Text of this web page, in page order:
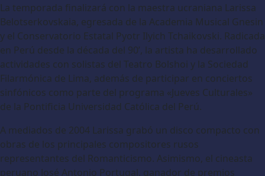
La temporada finalizará con la maestra ucraniana Larissa
Belotserkovskaia, egresada de la Academia Musical Gnesin
y el Conservatorio Estatal Pyotr Ilyich Tchaikovski. Radicada
en Perú desde la década del 90’, la artista ha desarrollado
actividades con solistas del Teatro Bolshoi y la Sociedad
Filarmónica de Lima, además de participar en conciertos
sinfónicos como parte del programa «Jueves Culturales»
de la Pontificia Universidad Católica del Perú.
A mediados de 2004 Larissa grabó un disco compacto con
obras de los principales compositores rusos
representantes del Romanticismo. Asimismo, el cineasta
peruano José Antonio Portugal, ganador de premios